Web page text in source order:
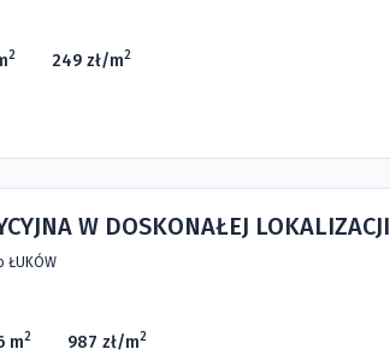
2 249 zł/m2
W DOSKONAŁEJ LOKALIZACJI
ŁUKÓW
m2 987 zł/m2